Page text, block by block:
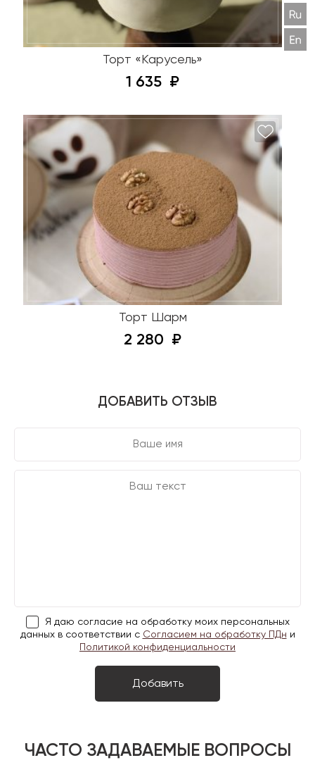
Торт «Карусель»
1 635
Торт Шарм
2 280
ДОБАВИТЬ ОТЗЫВ
Я даю согласие на обработку моих персональных
данных в соответствии с Согласием на обработку ПДн и
Политикой конфиденциальности
ЧАСТО ЗАДАВАЕМЫЕ ВОПРОСЫ